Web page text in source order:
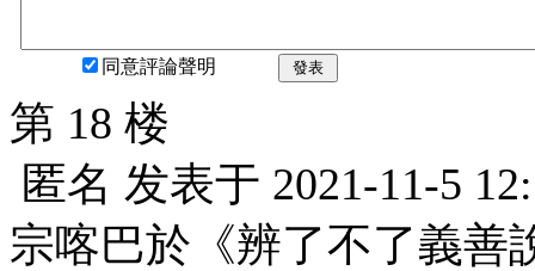
同意評論聲明 發表
第 18 楼
匿名 发表于 2021-11-5
宗喀巴於《辨了不了義善